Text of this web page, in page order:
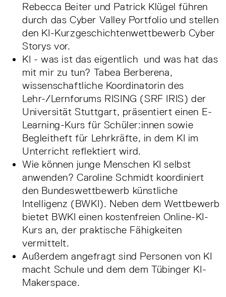
Rebecca Beiter und Patrick Klügel führen
durch das Cyber Valley Portfolio und stellen
den KI-Kurzgeschichtenwettbewerb Cyber
Storys vor.
KI - was ist das eigentlich und was hat das
mit mir zu tun? Tabea Berberena,
wissenschaftliche Koordinatorin des
Lehr-/Lernforums RISING (SRF IRIS) der
Universität Stuttgart, präsentiert einen E-
Learning-Kurs für Schüler:innen sowie
Begleitheft für Lehrkräfte, in dem KI im
Unterricht reflektiert wird.
Wie können junge Menschen KI selbst
anwenden? Caroline Schmidt koordiniert
den Bundeswettbewerb künstliche
Intelligenz (BWKI). Neben dem Wettbewerb
bietet BWKI einen kostenfreien Online-KI-
Kurs an, der praktische Fähigkeiten
vermittelt.
Außerdem angefragt sind Personen von KI
macht Schule und dem dem Tübinger KI-
Makerspace.